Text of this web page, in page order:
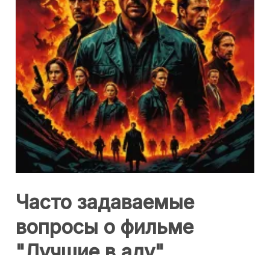
Часто задаваемые
вопросы о фильме